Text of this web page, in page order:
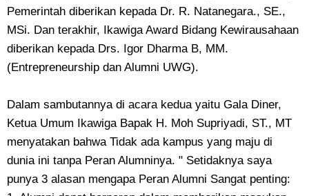
Pemerintah diberikan kepada Dr. R. Natanegara., SE.,
MSi. Dan terakhir, Ikawiga Award Bidang Kewirausahaan
diberikan kepada Drs. Igor Dharma B, MM.
(Entrepreneurship dan Alumni UWG).
Dalam sambutannya di acara kedua yaitu Gala Diner,
Ketua Umum Ikawiga Bapak H. Moh Supriyadi, ST., MT
menyatakan bahwa Tidak ada kampus yang maju di
dunia ini tanpa Peran Alumninya. " Setidaknya saya
punya 3 alasan mengapa Peran Alumni Sangat penting: